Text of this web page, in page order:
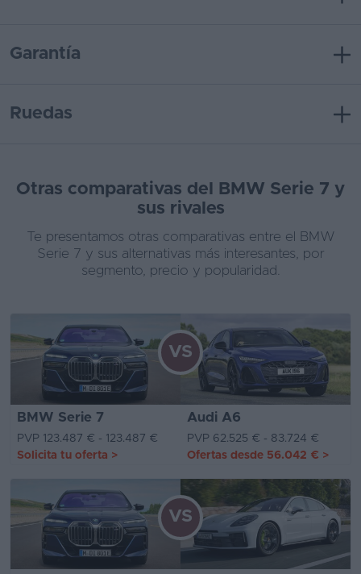
Garantía
Ruedas
Otras comparativas del BMW Serie 7 y
sus rivales
Te presentamos otras comparativas entre el BMW
Serie 7 y sus alternativas más interesantes, por
segmento, precio y popularidad.
BMW Serie 7 Audi A6
VS
PVP 123.487 € - 123.487 €
PVP 62.525 € - 83.724 €
Solicita tu oferta > Ofertas desde 56.042 € >
VS